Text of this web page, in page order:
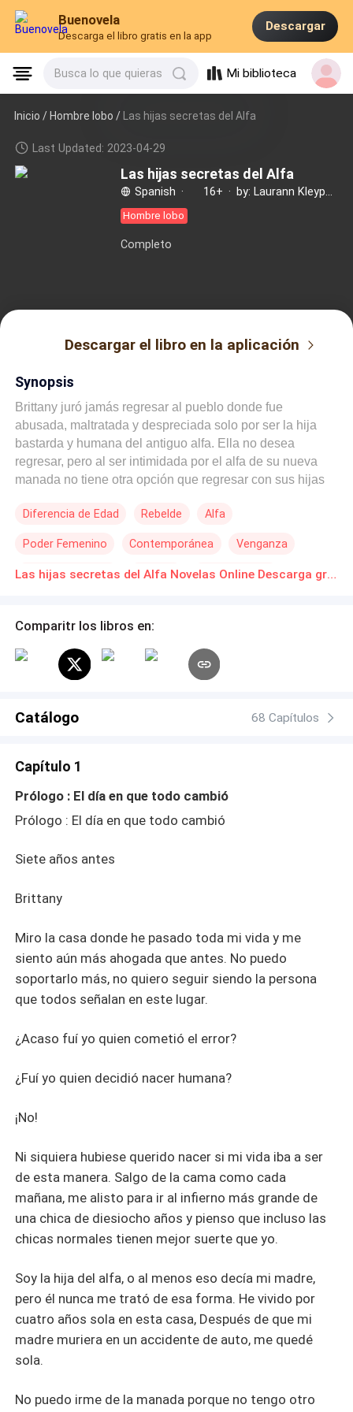
Buenovela
Descarga el libro gratis en la app
Descargar
Busca lo que quieras Mi biblioteca
Inicio /Hombre lobo / Las hijas secretas del Alfa
Last Updated: 2023-04-29
Las hijas secretas del Alfa
Spanish · 16+ ·
Hombre lobo
Completo
Descargar el libro en la aplicación
Synopsis
Brittany juró jamás regresar al pueblo donde fue
abusada, maltratada y despreciada solo por ser la hija
bastarda y humana del antiguo alfa. Ella no desea
regresar, pero al ser intimidada por el alfa de su nueva
manada no tiene otra opción que regresar con sus hijas
cumplir con la última voluntad del hombre que fue su
estaba casada su Hermana, el nuevo alfa, era el padre de
sus hijas. Brook no puede creer que la mujer con la que
años, pero también sabe que la humana y bastarda del
sabe que sus padres nunca lo dejarían terminar el
infernal matrimonio que ha vivido durante siete largos
contra tus instintos, realmente, puedes ignorar a tu luna y
Diferencia de Edad Rebelde Alfa
Poder Femenino Contemporánea Venganza
Romance oscuro Traición Independiente Las hijas secretas del Alfa Novelas Online Descarga gratuita de PDF
Comparitr los libros en:
Catálogo 68 Capítulos
Capítulo 1
Prólogo : El día en que todo cambió
Prólogo : El día en que todo cambió
Siete años antes
Brittany
Miro la casa donde he pasado toda mi vida y me
siento aún más ahogada que antes. No puedo
soportarlo más, no quiero seguir siendo la persona
que todos señalan en este lugar.
¿Acaso fuí yo quien cometió el error?
¿Fuí yo quien decidió nacer humana?
¡No!
Ni siquiera hubiese querido nacer si mi vida iba a ser
de esta manera. Salgo de la cama como cada
mañana, me alisto para ir al infierno más grande de
una chica de diesiocho años y pienso que incluso las
chicas normales tienen mejor suerte que yo.
Soy la hija del alfa, o al menos eso decía mi madre,
pero él nunca me trató de esa forma. He vivido por
cuatro años sola en esta casa, Después de que mi
madre muriera en un accidente de auto, me quedé
sola.
No puedo irme de la manada porque no tengo otro